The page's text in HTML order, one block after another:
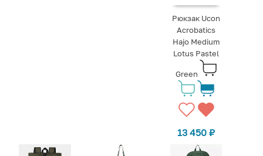
Рюкзак Ucon
Acrobatics
Hajo Medium
Lotus Pastel
Green
13 450₽